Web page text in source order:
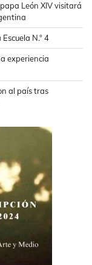
León XIV visitará
N.° 4
experiencia
al país tras